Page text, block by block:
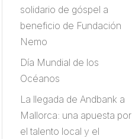
solidario de góspel a
beneficio de Fundación
Nemo
Día Mundial de los
Océanos
La llegada de Andbank a
Mallorca: una apuesta por
el talento local y el